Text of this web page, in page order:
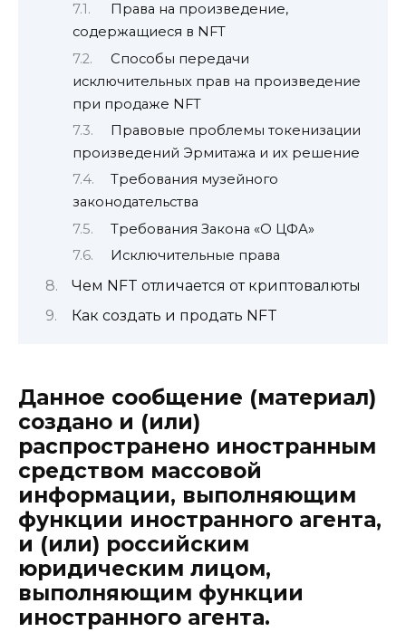
Права на произведение,
содержащиеся в NFT
Способы передачи
исключительных прав на произведение
при продаже NFT
Правовые проблемы токенизации
произведений Эрмитажа и их решение
Требования музейного
законодательства
Требования Закона «О ЦФА»
Исключительные права
Чем NFT отличается от криптовалюты
Как создать и продать NFT
Данное сообщение (материал)
создано и (или)
распространено иностранным
средством массовой
информации, выполняющим
функции иностранного агента,
и (или) российским
юридическим лицом,
выполняющим функции
иностранного агента.